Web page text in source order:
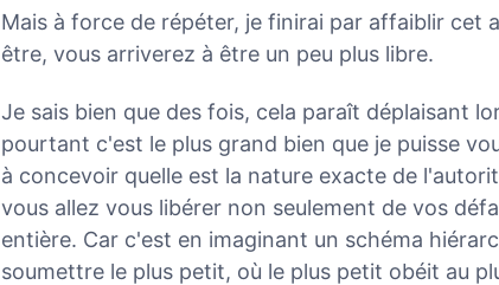
Mais à force de répéter, je finirai par affaiblir cet
être, vous arriverez à être un peu plus libre.
Je sais bien que des fois, cela paraît déplaisant
pourtant c'est le plus grand bien que je puisse
à concevoir quelle est la nature exacte de
vous allez vous libérer non seulement de vos
entière. Car c'est en imaginant un schéma
soumettre le plus petit, où le plus petit obéit au